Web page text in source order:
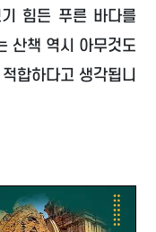
힘든 푸른 바다를
산책 역시 아무것도
합하다고 생각됩니